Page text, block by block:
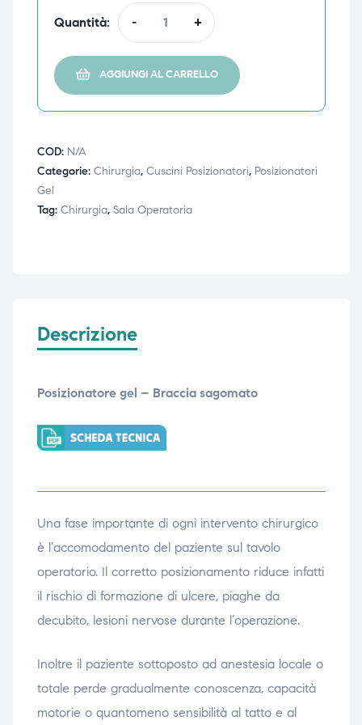
Quantità: - +
AGGIUNGI AL CARRELLO
COD: N/A
Categorie: Chirurgia, Cuscini Posizionatori, Posizionatori
Gel
Tag: Chirurgia, Sala Operatoria
Descrizione
Posizionatore gel – Braccia sagomato
Una fase importante di ogni intervento chirurgico
è l’accomodamento del paziente sul tavolo
operatorio. Il corretto posizionamento riduce infatti
il rischio di formazione di ulcere, piaghe da
decubito, lesioni nervose durante l’operazione.
Inoltre il paziente sottoposto ad anestesia locale o
totale perde gradualmente conoscenza, capacità
motorie o quantomeno sensibilità al tatto e al